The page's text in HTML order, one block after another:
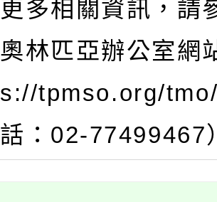
更多相關資訊，請
奧林匹亞辦公室網
s://tpmso.org/
話：02-77499467